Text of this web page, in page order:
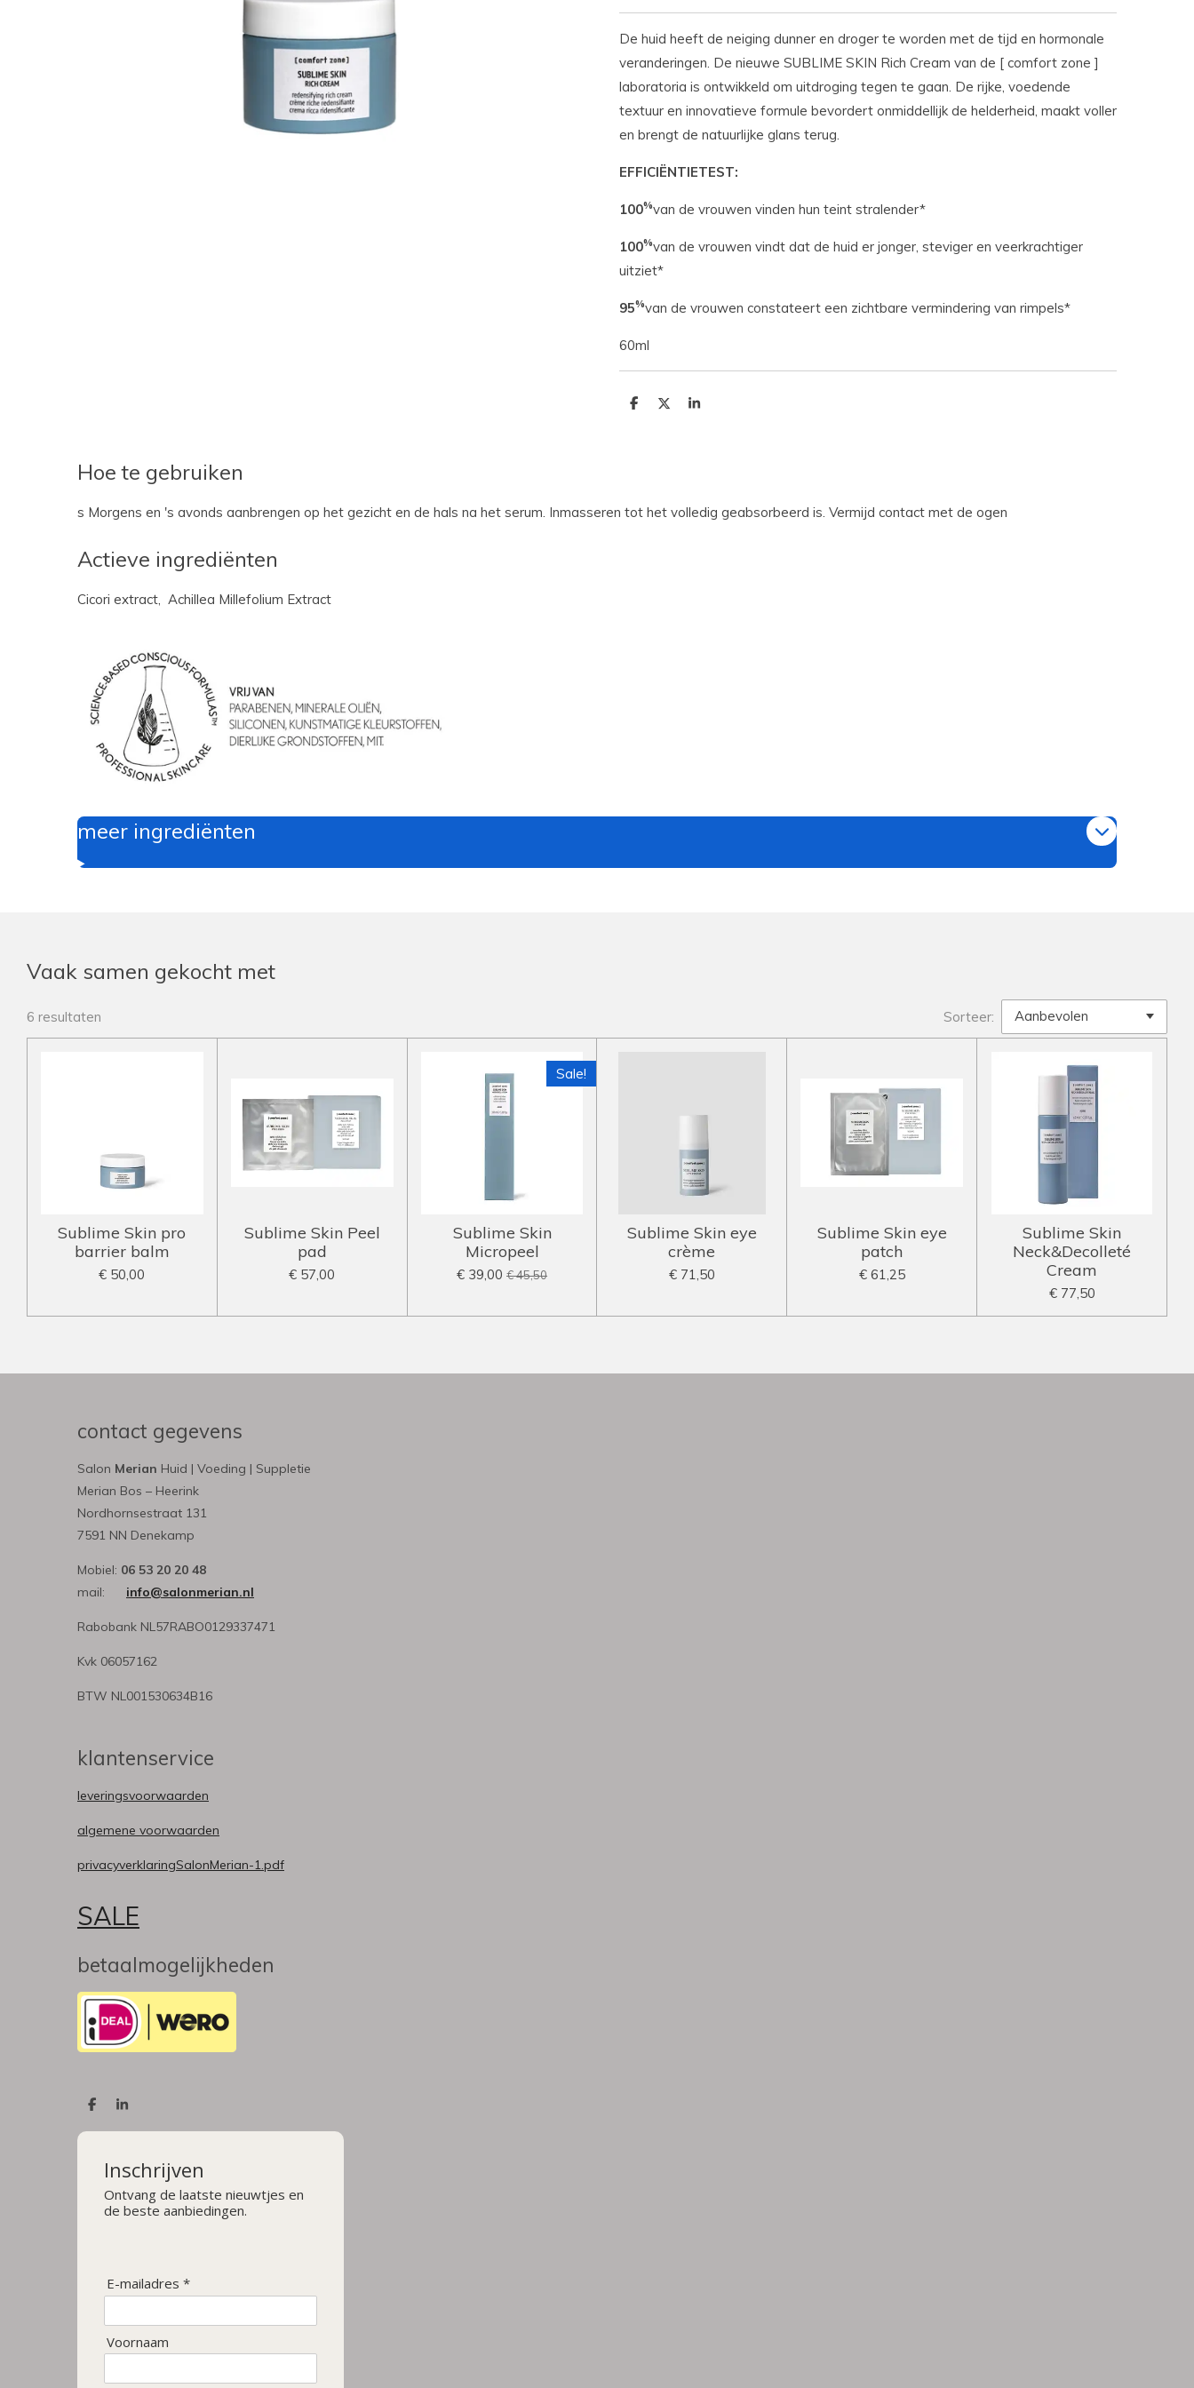
De huid heeft de neiging dunner en droger te worden met de tijd en hormonale
veranderingen. De nieuwe SUBLIME SKIN Rich Cream van de [ comfort zone ]
laboratoria is ontwikkeld om uitdroging tegen te gaan. De rijke, voedende
textuur en innovatieve formule bevordert onmiddellijk de helderheid, maakt voller
en brengt de natuurlijke glans terug.
EFFICIËNTIETEST:
100%van de vrouwen vinden hun teint stralender*
100%van de vrouwen vindt dat de huid er jonger, steviger en veerkrachtiger
uitziet*
95%van de vrouwen constateert een zichtbare vermindering van rimpels*
60ml
D
D
S
Hoe te gebruiken
s Morgens en 's avonds aanbrengen op het gezicht en de hals na het serum. Inmasseren tot het volledig geabsorbeerd is. Vermijd contact met de ogen
Actieve ingrediënten
Cicori extract, Achillea Millefolium Extract
meer ingrediënten
Vaak samen gekocht met
6 resultaten Sorteer:
Sublime Skin pro
barrier balm
€ 50,00
Sublime Skin Peel
pad
€ 57,00
Sale!
Sublime Skin
Micropeel
€ 39,00 € 45,50
Sublime Skin eye
crème
€ 71,50
Sublime Skin eye
patch
€ 61,25
Sublime Skin
Neck&Decolleté
Cream
€ 77,50
contact gegevens
Salon Merian Huid | Voeding | Suppletie
Merian Bos – Heerink
Nordhornsestraat 131
7591 NN Denekamp
Mobiel: 06 53 20 20 48
mail: info@salonmerian.nl
Rabobank NL57RABO0129337471
Kvk 06057162
BTW NL001530634B16
klantenservice
leveringsvoorwaarden
algemene voorwaarden
privacyverklaringSalonMerian-1.pdf
SALE
betaalmogelijkheden
D
l
S
a
Inschrijven
Ontvang de laatste nieuwtjes en
de beste aanbiedingen.
E-mailadres *
Voornaam